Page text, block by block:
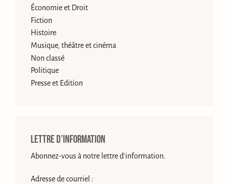
Économie et Droit
Fiction
Histoire
Musique, théâtre et cinéma
Non classé
Politique
Presse et Edition
Lettre d’information
Abonnez-vous à notre lettre d'information.
Adresse de courriel :